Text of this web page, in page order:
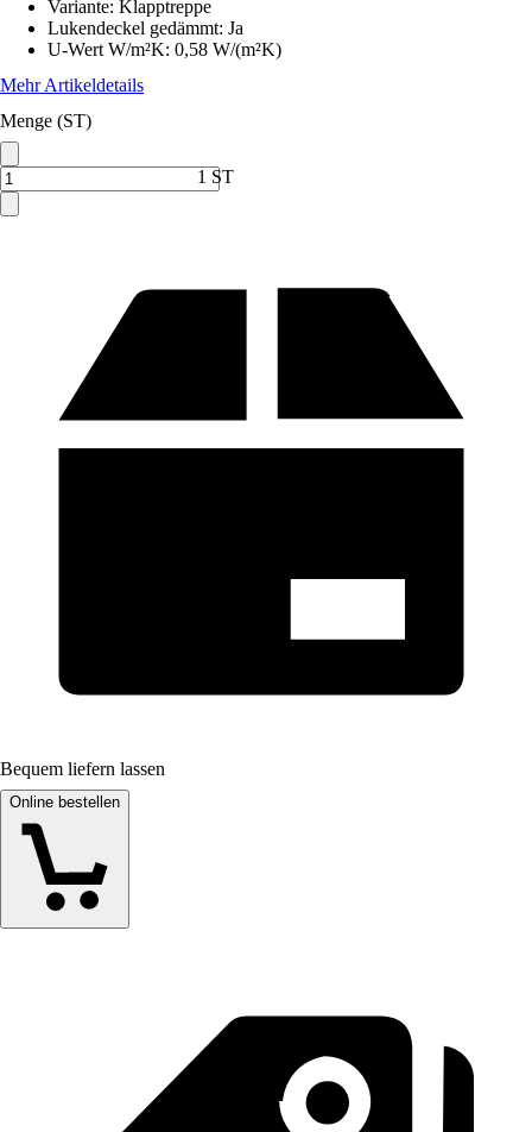
Variante: Klapptreppe
Lukendeckel gedämmt: Ja
U-Wert W/m²K: 0,58 W/(m²K)
Mehr Artikeldetails
Menge (ST)
1 ST
Bequem liefern lassen
Online bestellen